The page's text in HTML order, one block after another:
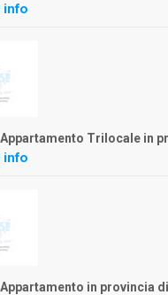
info
Trilocale in
info
in provincia di